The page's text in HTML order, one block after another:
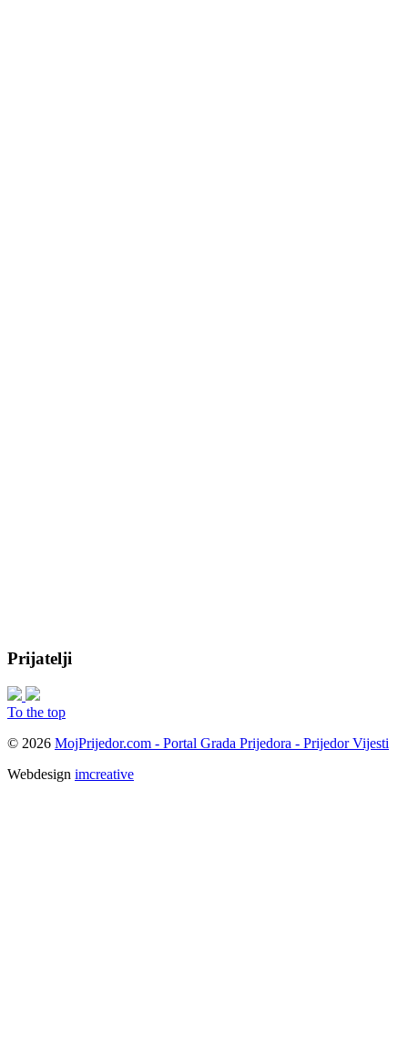
Prijatelji
To the top
© 2026 MojPrijedor.com - Portal Grada Prijedora - Prijedor Vijesti
Webdesign imcreative